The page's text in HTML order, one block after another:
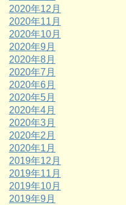
2020年12月
2020年11月
2020年10月
2020年9月
2020年8月
2020年7月
2020年6月
2020年5月
2020年4月
2020年3月
2020年2月
2020年1月
2019年12月
2019年11月
2019年10月
2019年9月